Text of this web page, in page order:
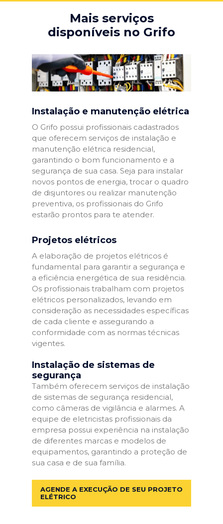
Mais serviços
disponíveis no Grifo
Instalação e manutenção elétrica
O Grifo possui profissionais cadastrados
que oferecem serviços de instalação e
manutenção elétrica residencial,
garantindo o bom funcionamento e a
segurança de sua casa. Seja para instalar
novos pontos de energia, trocar o quadro
de disjuntores ou realizar manutenção
preventiva, os profissionais do Grifo
estarão prontos para te atender.
Projetos elétricos
A elaboração de projetos elétricos é
fundamental para garantir a segurança e
a eficiência energética de sua residência.
Os profissionais trabalham com projetos
elétricos personalizados, levando em
consideração as necessidades específicas
de cada cliente e assegurando a
conformidade com as normas técnicas
vigentes.
Instalação de sistemas de
segurança
Também oferecem serviços de instalação
de sistemas de segurança residencial,
como câmeras de vigilância e alarmes. A
equipe de eletricistas profissionais da
empresa possui experiência na instalação
de diferentes marcas e modelos de
equipamentos, garantindo a proteção de
sua casa e de sua família.
AGENDE A EXECUÇÃO DE SEU PROJETO
ELÉTRICO